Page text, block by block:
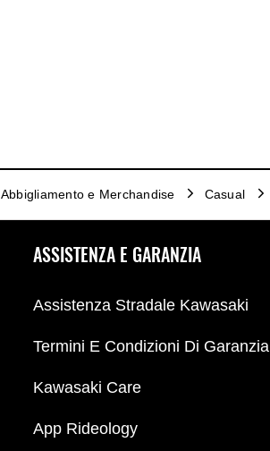
Abbigliamento e Merchandise Casual
ASSISTENZA E GARANZIA
Assistenza Stradale Kawasaki
Termini E Condizioni Di Garanzia
Kawasaki Care
App Rideology